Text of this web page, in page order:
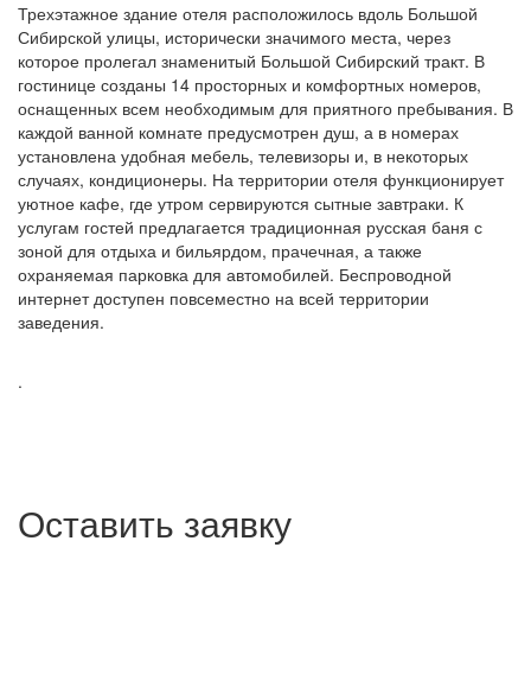
Трехэтажное здание отеля расположилось вдоль Большой
Сибирской улицы, исторически значимого места, через
которое пролегал знаменитый Большой Сибирский тракт. В
гостинице созданы 14 просторных и комфортных номеров,
оснащенных всем необходимым для приятного пребывания. В
каждой ванной комнате предусмотрен душ, а в номерах
установлена удобная мебель, телевизоры и, в некоторых
случаях, кондиционеры. На территории отеля функционирует
уютное кафе, где утром сервируются сытные завтраки. К
услугам гостей предлагается традиционная русская баня с
зоной для отдыха и бильярдом, прачечная, а также
охраняемая парковка для автомобилей. Беспроводной
интернет доступен повсеместно на всей территории
заведения.
.
Оставить заявку